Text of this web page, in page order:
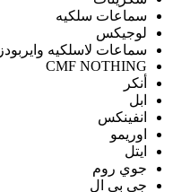
سماعات سلكيه
لوجيكس
سماعات لاسلكيه وايربودز
CMF NOTHING
أنكر
ابل
انفينكس
اوريمو
ايتل
جوي روم
جى بى ال